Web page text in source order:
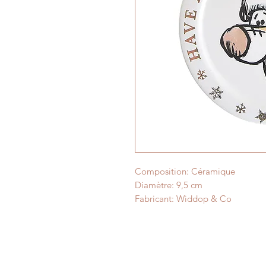
Composition: Céramique
Diamètre: 9,5 cm
Fabricant: Widdop & Co